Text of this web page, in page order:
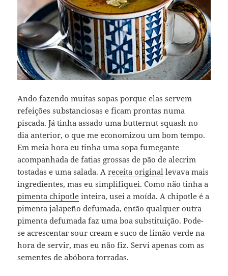
Ando fazendo muitas sopas porque elas servem
refeições substanciosas e ficam prontas numa
piscada. Já tinha assado uma butternut squash no
dia anterior, o que me economizou um bom tempo.
Em meia hora eu tinha uma sopa fumegante
acompanhada de fatias grossas de pão de alecrim
tostadas e uma salada. Areceita original levava mais
ingredientes, mas eu simplifiquei. Como não tinha a
pimenta chipotle inteira, usei a moída. A chipotle é a
pimenta jalapeño defumada, então qualquer outra
pimenta defumada faz uma boa substituição. Pode-
se acrescentar sour cream e suco de limão verde na
hora de servir, mas eu não fiz. Servi apenas com as
sementes de abóbora torradas.